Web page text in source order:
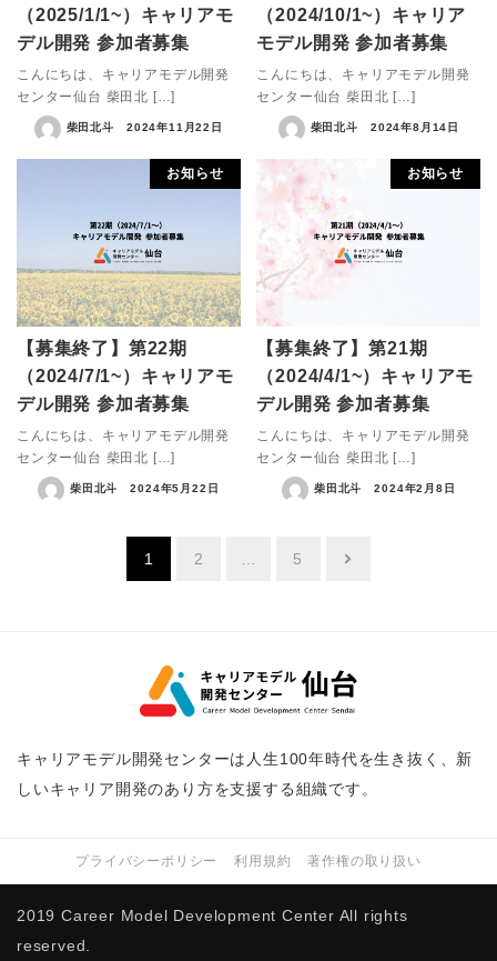
（2025/1/1~）キャリアモ
デル開発 参加者募集
こんにちは、キャリアモデル開発
センター仙台 柴田北 […]
柴田北斗 2024年11月22日
（2024/10/1~）キャリア
モデル開発 参加者募集
こんにちは、キャリアモデル開発
センター仙台 柴田北 […]
柴田北斗 2024年8月14日
お知らせ
【募集終了】第22期
（2024/7/1~）キャリアモ
デル開発 参加者募集
こんにちは、キャリアモデル開発
センター仙台 柴田北 […]
柴田北斗 2024年5月22日
お知らせ
【募集終了】第21期
（2024/4/1~）キャリアモ
デル開発 参加者募集
こんにちは、キャリアモデル開発
センター仙台 柴田北 […]
柴田北斗 2024年2月8日
送
1 2 5
キャリアモデル開発センターは人生100年時代を生き抜く、新
しいキャリア開発のあり方を支援する組織です。
プライバシーポリシー 利用規約 著作権の取り扱い
2019 Career Model Development Center All rights
reserved.